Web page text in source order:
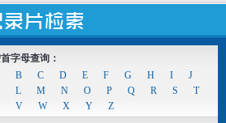
字母查询：
B C D E F G H I
J
L M N O P Q R S
T
V W X Y Z